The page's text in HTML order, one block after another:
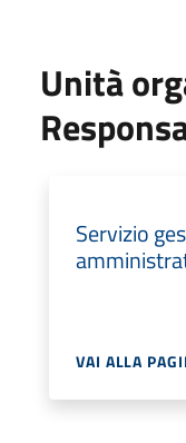
Unità
Servizio
VAI ALLA